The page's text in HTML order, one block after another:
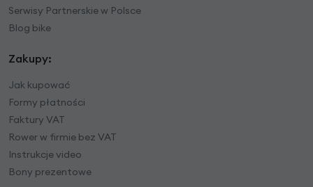
Serwisy Partnerskie w Polsce
Blog bike
Zakupy:
Jak kupować
Formy płatności
Faktury VAT
Rower w firmie bez VAT
Instrukcje video
Bony prezentowe